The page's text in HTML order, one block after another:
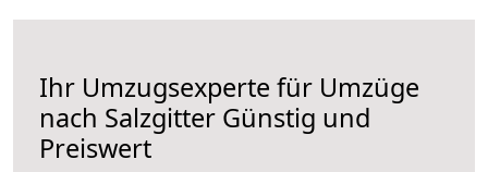
Ihr Umzugsexperte für Umzüge
nach Salzgitter Günstig und
Preiswert